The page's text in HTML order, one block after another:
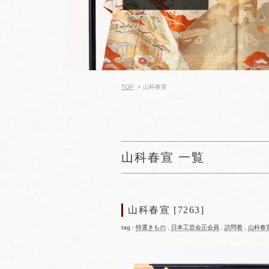
TOP > 山科春宣
山科春宣 一覧
山科春宣 [7263]
tag : 特選きもの 日本工芸会正会員 訪問着 山科春